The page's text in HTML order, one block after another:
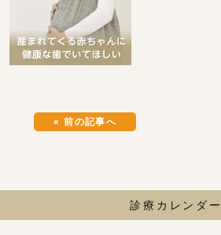
« 前の記事へ
診療カレンダー